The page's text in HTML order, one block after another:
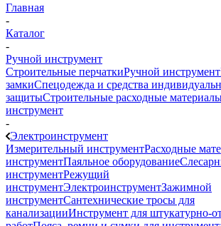
Главная
-
Каталог
-
Ручной инструмент
Строительные перчаткиРучной инструмент
замкиСпецодежда и средства
защитыСтроительные расходные
инструмент
-
Электроинструмент
Измерительный инструментРасходные
инструментПаяльное оборудование
инструментРежущий
инструментЭлектроинструментЗажимной
инструментСантехнические тросы для
канализацииИнструмент для штукатурно-